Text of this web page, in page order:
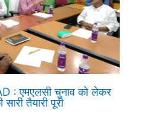
: एमएलसी चुनाव को लेकर
तैयारी पूरी